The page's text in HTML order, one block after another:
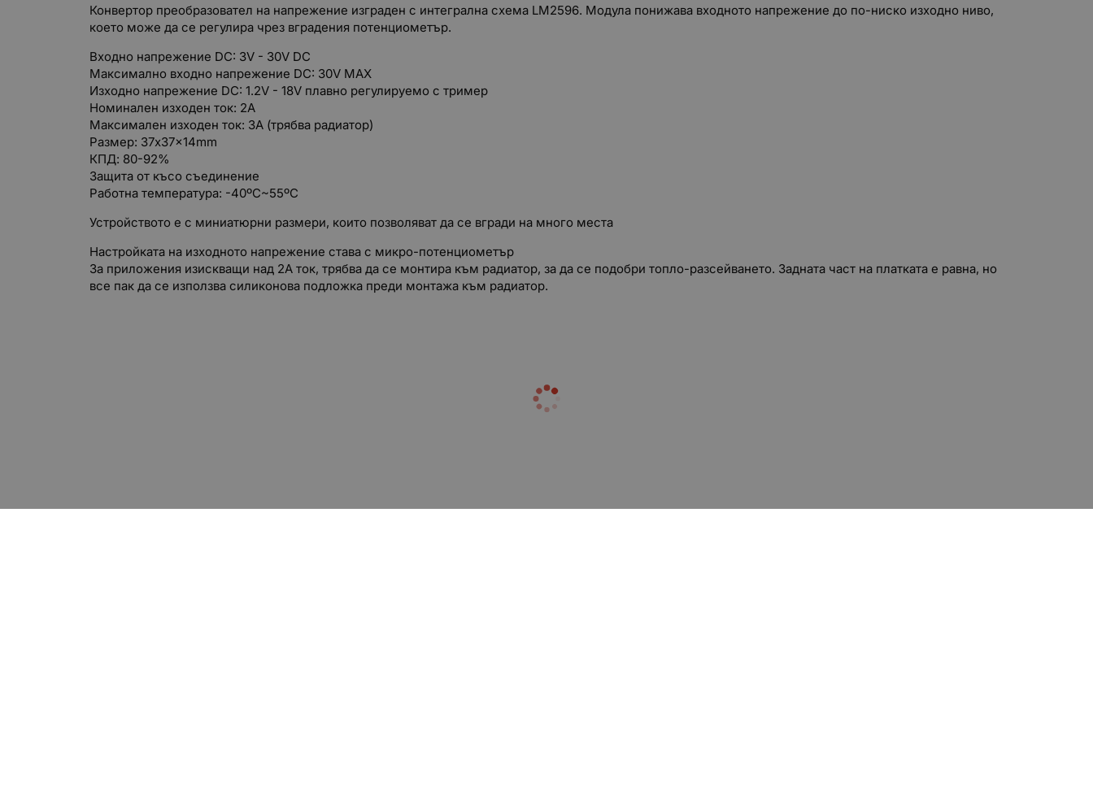
Конвертор преобразовател на напрежение изграден с интегрална схема LM2596. Модула понижава входното напрежение до по-ниско изходно ниво,
което може да се регулира чрез вградения потенциометър.
Входно напрежение DC: 3V - 30V DC
Максимално входно напрежение DC: 30V MAX
Изходно напрежение DC: 1.2V - 18V плавно регулируемо с тример
Номинален изходен ток: 2A
Максимален изходен ток: 3A (трябва радиатор)
Размер: 37x37x14mm
КПД: 80-92%
Защита от късо съединение
Работна температура: -40ºC~55ºC
Устройството е с миниатюрни размери, които позволяват да се вгради на много места
Настройката на изходното напрежение става с микро-потенциометър
За приложения изискващи над 2А ток, трябва да се монтира към радиатор, за да се подобри топло-разсейването. Задната част на платката е равна, но
все пак да се използва силиконова подложка преди монтажа към радиатор.